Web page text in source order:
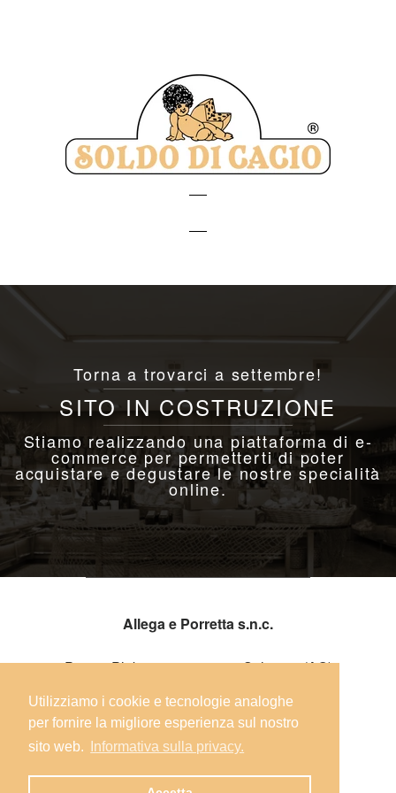
Utilizziamo i cookie e tecnologie analoghe
per fornire la migliore esperienza sul nostro
sito web.
Informativa sulla privacy.
di
Cacio
Torna a trovarci a settembre!
SITO IN COSTRUZIONE
Stiamo realizzando una piattaforma di e-
commerce per permetterti di poter
acquistare e degustare le nostre specialità
online.
Allega e Porretta s.n.c.
Piazza Plebiscito, 7 - 67039 Sulmona (AQ)
Telefono: +39 0864 54026
E-mail: info@soldodicacio.it